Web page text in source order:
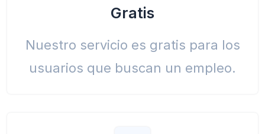
Gratis
Nuestro servicio es gratis para los
usuarios que buscan un empleo.